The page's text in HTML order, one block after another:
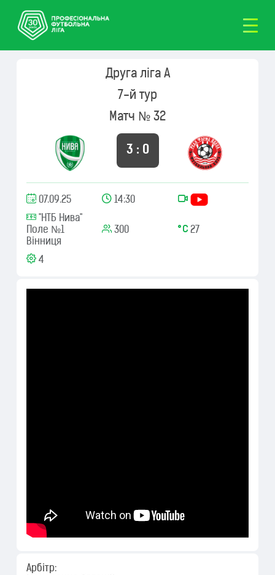
Друга ліга А
7-й тур
Матч № 32
3 : 0
07.09.25
14:30
"НТБ Нива"
Поле №1
Вінниця
300 27
4
Арбітр: